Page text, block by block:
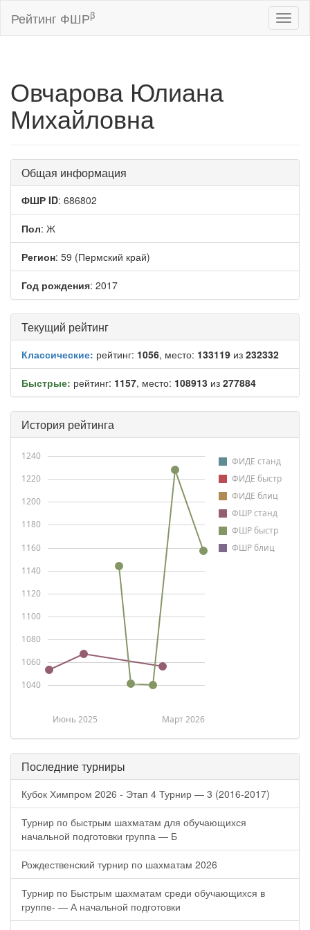
Рейтинг ФШРβ
Овчарова Юлиана
Михайловна
Общая информация
ФШР ID: 686802
Пол: Ж
Регион: 59 (Пермский край)
Год рождения: 2017
Текущий рейтинг
Классические: рейтинг: 1056, место: 133119 из 232332
Быстрые: рейтинг: 1157, место: 108913 из 277884
История рейтинга
ФИДЕ станд
ФИДЕ быстр
ФИДЕ блиц
ФШР станд
ФШР быстр
ФШР блиц
Июнь 2025 Март 2026
1040
1060
1080
1100
1120
1140
1160
1180
1200
1220
1240
Последние турниры
Кубок Химпром 2026 - Этап 4 Турнир — 3 (2016-2017)
Турнир по быстрым шахматам для обучающихся
начальной подготовки группа — Б
Рождественский турнир по шахматам 2026
Турнир по Быстрым шахматам среди обучающихся в
группе- — А начальной подготовки